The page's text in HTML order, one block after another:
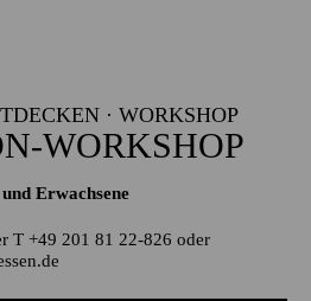
· WORKSHOP
WORKSHOP
Erwachsene
T +49 201 81 22-826 oder